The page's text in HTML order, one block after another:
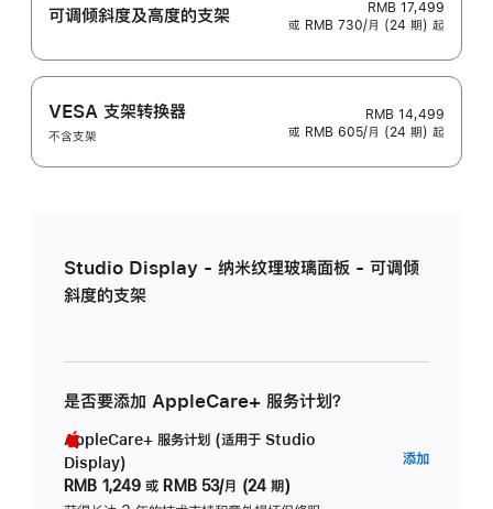
可调倾斜度及高‍度的支‍架
RMB 17,499
或 RMB 730/月 (24 期) 起
VESA 支架转换器
不含支架
RMB 14,499
或 RMB 605/月 (24 期) 起
Studio Display - 纳米纹理玻璃面板 - 可调倾
斜度的支架
是否要添加 AppleCare+ 服务计划？
AppleCare+ 服务计划 (适用于 Studio
Display)
RMB 1,249 或 RMB 53/月 (24 期)
添加